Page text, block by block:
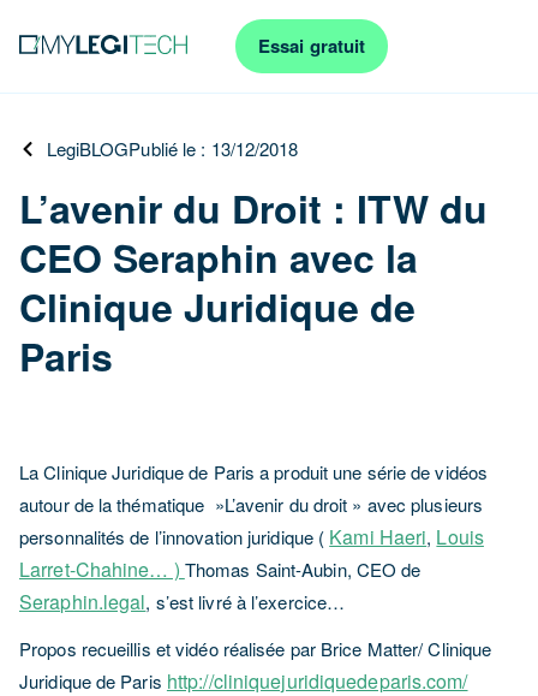
Essai gratuit
LegiBLOGPublié le : 13/12/2018
L’avenir du Droit : ITW du
CEO Seraphin avec la
Clinique Juridique de
Paris
La Clinique Juridique de Paris a produit une série de vidéos
autour de la thématique »L’avenir du droit » avec plusieurs
personnalités de l’innovation juridique ( Kami Haeri, Louis
Larret-Chahine… ) Thomas Saint-Aubin, CEO de
Seraphin.legal, s’est livré à l’exercice…
Propos recueillis et vidéo réalisée par Brice Matter/ Clinique
Juridique de Paris http://cliniquejuridiquedeparis.com/